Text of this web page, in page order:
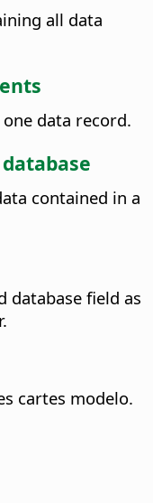
all data
data record.
contained in a
database field as
cartes modelo.